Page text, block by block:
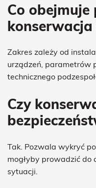
Co
konserwacja
Zakres zależy od
urządzeń, parametrów
technicznego
Czy
Tak. Pozwala wykryć
mogłyby prowadzić do
sytuacji.